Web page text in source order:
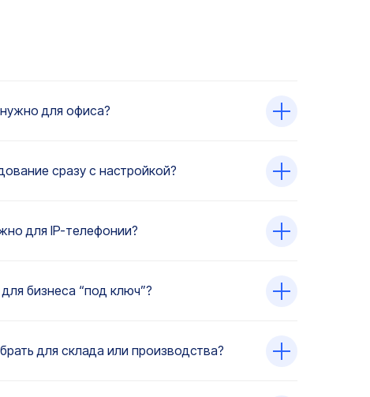
для офиса?
сразу с настройкой?
для IP-телефонии?
бизнеса “под ключ”?
для склада или производства?